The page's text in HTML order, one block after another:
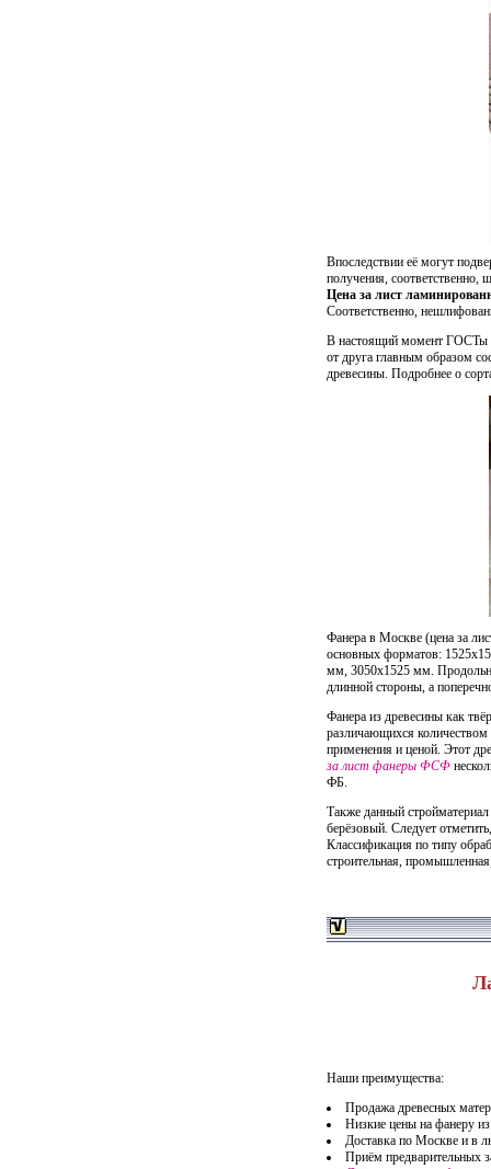
Впоследствии её могут
получения, соответственно,
Цена за лист
Соответственно,
В настоящий момент ГОСТы
от друга главным образом
древесины. Подробнее о
Фанера в Москве (цена за
основных форматов:
мм, 3050х1525 мм.
длинной стороны, а
Фанера из древесины как
различающихся
применения и ценой. Этот
за лист фанеры ФСФ
ФБ.
Также данный
берёзовый. Следует
Классификация по типу
строительная,
Наши преимущества:
Продажа древесных
Низкие цены на фанеру
Доставка по Москве и в
Приём предварительных